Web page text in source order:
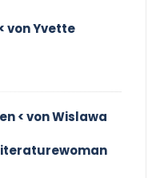
von Yvette
< von Wislawa